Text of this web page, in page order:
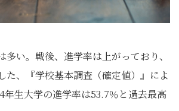
多い。戦後、進学率は上がっており、
た、『学校基本調査（確定値）』によ
年生大学の進学率は53.7％と過去最高